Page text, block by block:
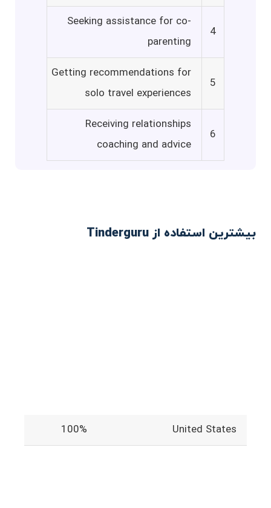
4
Seeking assistance for co-
parenting
5
Getting recommendations for
solo travel experiences
6
Receiving relationships
coaching and advice
بیشترین استفاده از Tinderguru
United States
100%